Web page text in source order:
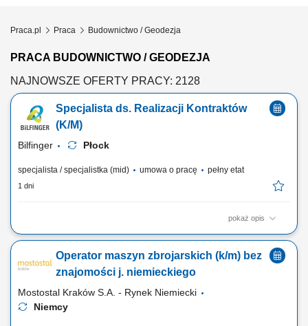
Praca.pl Praca Budownictwo / Geodezja
PRACA BUDOWNICTWO / GEODEZJA
NAJNOWSZE OFERTY PRACY: 2128
Specjalista ds. Realizacji Kontraktów
(K/M)
Bilfinger Płock
specjalista / specjalistka (mid) umowa o pracę pełny etat
1 dni
pokaż opis
Twój zakres obowiązków: koordynowanie i nadzorowanie prac na
harmonogramu robót oraz dbałość o terminową realizację zadań;
kontrola zgodności wykonywanych prac z dokumentacją techniczną i
Operator maszyn zbrojarskich (k/m) bez
znajomości j. niemieckiego
Mostostal Kraków S.A. - Rynek Niemiecki
Niemcy